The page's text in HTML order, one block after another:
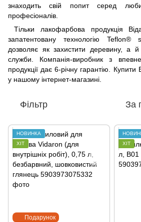
знаходить свій попит серед
професіоналів.
Тільки лакофарбова продукція
запатентовану технологію
дозволяє як захистити деревину, а й
служби. Компанія-виробник з
продукції дає 6-річну гарантію.
у нашому інтернет-магазині.
Фільтр За
Подарунок
НОВИНКА
ХІТ
ХІТ